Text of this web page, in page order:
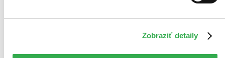
Zobraziť detaily